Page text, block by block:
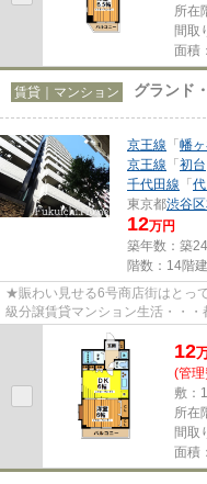
所在
間取
面積
賃貸｜マンション グランド
京王線 「幡
京王線 「初台
千代田線 「
東京都渋谷区
12万円
築年数：築
階数：14階建
★賑わい見せる6号商店街はとっ
級分譲賃貸マンション生活・・
膨らむ新生活は楽しみですね(＾
12
(管
敷：
所在
間取
面積